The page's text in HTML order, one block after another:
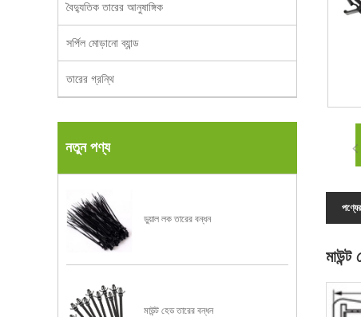
বৈদ্যুতিক তারের আনুষাঙ্গিক
সর্পিল মোড়ানো ব্যান্ড
তারের গ্রন্থি
নতুন পণ্য
ডুয়াল লক তারের বন্ধন
মাউন্ট হেড তারের বন্ধন